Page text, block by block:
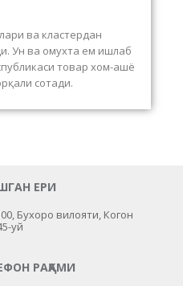
ва кластердан
Ун ва омухта ем ишлаб
товар хом-ашё
сотади.
ЕРИ
Бухоро вилояти, Когон
уй
РАҚАМИ